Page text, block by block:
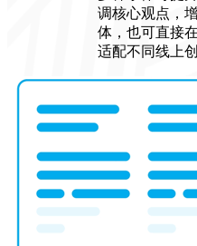
调核心观点，
体，也可直接
适配不同线上